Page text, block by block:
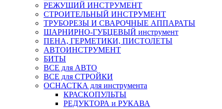
РЕЖУЩИЙ ИНСТРУМЕНТ
СТРОИТЕЛЬНЫЙ ИНСТРУМЕНТ
ТРУБОРЕЗЫ И СВАРОЧНЫЕ АППАРАТЫ
ШАРНИРНО-ГУБЦЕВЫЙ инструмент
ПЕНА, ГЕРМЕТИКИ, ПИСТОЛЕТЫ
АВТОИНСТРУМЕНТ
БИТЫ
ВСЕ для АВТО
ВСЕ для СТРОЙКИ
ОСНАСТКА для инструмента
КРАСКОПУЛЬТЫ
РЕДУКТОРА и РУКАВА